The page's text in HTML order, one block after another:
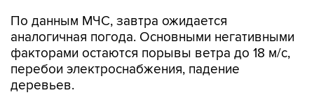
По данным МЧС, завтра ожидается
аналогичная погода. Основными негативными
факторами остаются порывы ветра до 18 м/с,
перебои электроснабжения, падение
деревьев.